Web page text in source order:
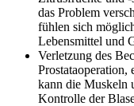
das Problem
fühlen sich
Lebensmittel und
Verletzung des
kann die Muskeln
Kontrolle der